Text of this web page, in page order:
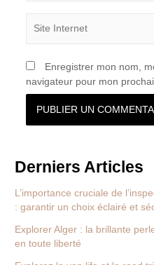
Internet
Enregistrer mon nom,
navigateur pour mon
Derniers Articles
L’importance cruciale de
: garantir un choix éclairé et
Explorer Alger : la brillante
en toute liberté